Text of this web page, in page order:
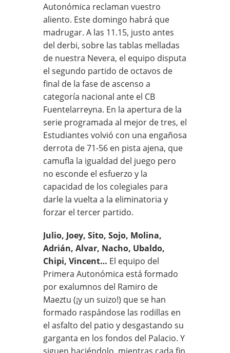
Autonómica reclaman vuestro
aliento. Este domingo habrá que
madrugar. A las 11.15, justo antes
del derbi, sobre las tablas melladas
de nuestra Nevera, el equipo disputa
el segundo partido de octavos de
final de la fase de ascenso a
categoría nacional ante el CB
Fuentelarreyna. En la apertura de la
serie programada al mejor de tres, el
Estudiantes volvió con una engañosa
derrota de 71-56 en pista ajena, que
camufla la igualdad del juego pero
no esconde el esfuerzo y la
capacidad de los colegiales para
darle la vuelta a la eliminatoria y
forzar el tercer partido.
Julio, Joey, Sito, Sojo, Molina,
Adrián, Alvar, Nacho, Ubaldo,
Chipi, Vincent… El equipo del
Primera Autonómica está formado
por exalumnos del Ramiro de
Maeztu (¡y un suizo!) que se han
formado raspándose las rodillas en
el asfalto del patio y desgastando su
garganta en los fondos del Palacio. Y